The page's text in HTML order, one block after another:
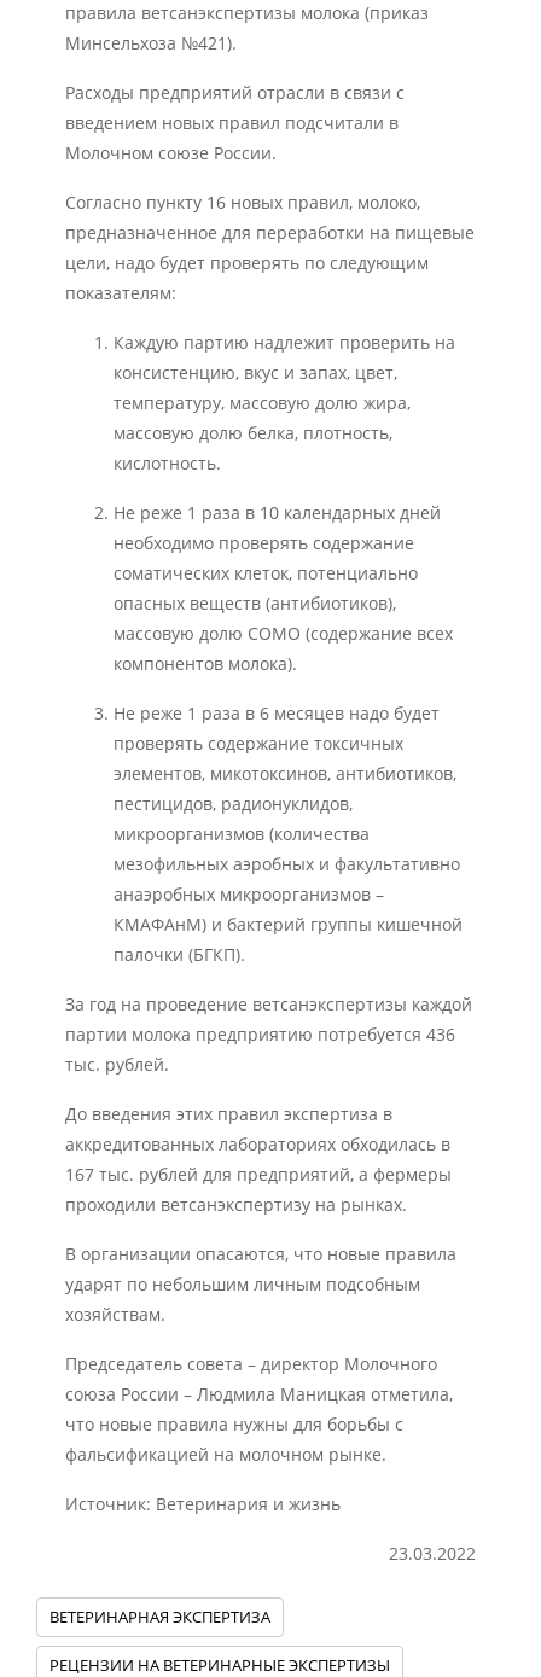
правила ветсанэкспертизы молока (приказ
Минсельхоза №421).
Расходы предприятий отрасли в связи с
введением новых правил подсчитали в
Молочном союзе России.
Согласно пункту 16 новых правил, молоко,
предназначенное для переработки на пищевые
цели, надо будет проверять по следующим
показателям:
Каждую партию надлежит проверить на
консистенцию, вкус и запах, цвет,
температуру, массовую долю жира,
массовую долю белка, плотность,
кислотность.
Не реже 1 раза в 10 календарных дней
необходимо проверять содержание
соматических клеток, потенциально
опасных веществ (антибиотиков),
массовую долю СОМО (содержание всех
компонентов молока).
Не реже 1 раза в 6 месяцев надо будет
проверять содержание токсичных
элементов, микотоксинов, антибиотиков,
пестицидов, радионуклидов,
микроорганизмов (количества
мезофильных аэробных и факультативно
анаэробных микроорганизмов –
КМАФАнМ) и бактерий группы кишечной
палочки (БГКП).
За год на проведение ветсанэкспертизы каждой
партии молока предприятию потребуется 436
тыс. рублей.
До введения этих правил экспертиза в
аккредитованных лабораториях обходилась в
167 тыс. рублей для предприятий, а фермеры
проходили ветсанэкспертизу на рынках.
В организации опасаются, что новые правила
ударят по небольшим личным подсобным
хозяйствам.
Председатель совета – директор Молочного
союза России – Людмила Маницкая отметила,
что новые правила нужны для борьбы с
фальсификацией на молочном рынке.
Источник: Ветеринария и жизнь
23.03.2022
ВЕТЕРИНАРНАЯ ЭКСПЕРТИЗА
РЕЦЕНЗИИ НА ВЕТЕРИНАРНЫЕ ЭКСПЕРТИЗЫ